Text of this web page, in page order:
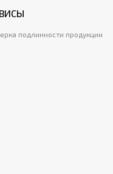
подлинности продукции